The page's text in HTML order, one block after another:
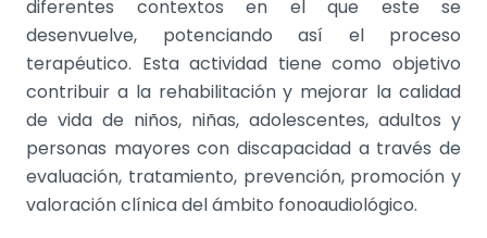
diferentes contextos en el que este se
desenvuelve, potenciando así el proceso
terapéutico. Esta actividad tiene como objetivo
contribuir a la rehabilitación y mejorar la calidad
de vida de niños, niñas, adolescentes, adultos y
personas mayores con discapacidad a través de
evaluación, tratamiento, prevención, promoción y
valoración clínica del ámbito fonoaudiológico.